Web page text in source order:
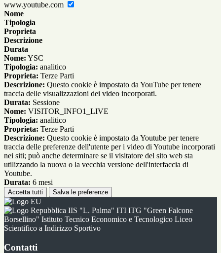
www.youtube.com
Nome
Tipologia
Proprieta
Descrizione
Durata
Nome: YSC
Tipologia: analitico
Proprieta: Terze Parti
Descrizione: Questo cookie è impostato da YouTube per tenere
traccia delle visualizzazioni dei video incorporati.
Durata: Sessione
Nome: VISITOR_INFO1_LIVE
Tipologia: analitico
Proprieta: Terze Parti
Descrizione: Questo cookie è impostato da Youtube per tenere
traccia delle preferenze dell'utente per i video di Youtube incorporati
nei siti; può anche determinare se il visitatore del sito web sta
utilizzando la nuova o la vecchia versione dell'interfaccia di
Youtube.
Durata: 6 mesi
Accetta tutti Salva le preferenze
IIS "L. Palma" ITI ITG "Green Falcone
Borsellino" Istituto Tecnico Economico e Tecnologico Liceo
Scientifico a Indirizzo Sportivo
Contatti